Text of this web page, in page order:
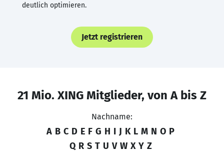
deutlich optimieren.
Jetzt registrieren
21 Mio. XING Mitglieder, von A bis Z
Nachname:
A B C D E F G H I J K L M N O P
Q R S T U V W X Y Z